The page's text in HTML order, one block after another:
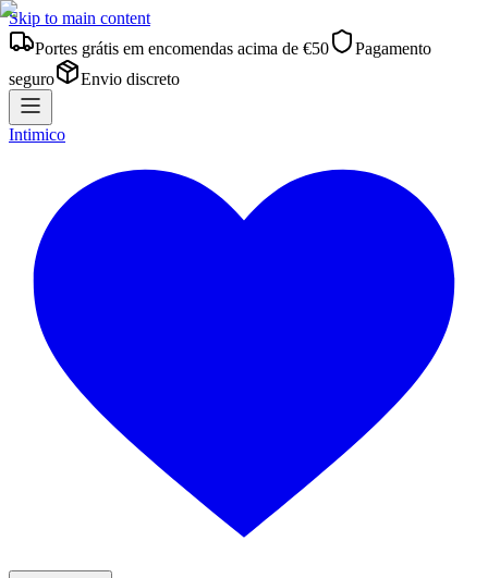
Skip to main content
Portes grátis em encomendas acima de €50
Pagamento
seguro
Envio discreto
Intimico